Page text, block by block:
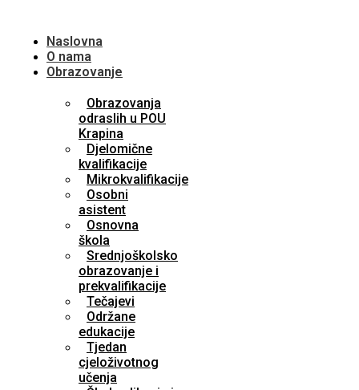
Naslovna
O nama
Obrazovanje
Obrazovanja
odraslih u POU
Krapina
Djelomične
kvalifikacije
Mikrokvalifikacije
Osobni
asistent
Osnovna
škola
Srednjoškolsko
obrazovanje i
prekvalifikacije
Tečajevi
Održane
edukacije
Tjedan
cjeloživotnog
učenja